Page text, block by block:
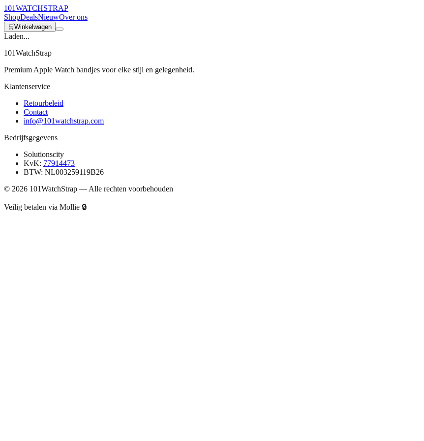
101WATCHSTRAP
ShopDealsNieuwOver ons
🛒Winkelwagen
Laden...
101WatchStrap
Premium Apple Watch bandjes voor elke stijl en gelegenheid.
Klantenservice
Retourbeleid
Contact
info@101watchstrap.com
Bedrijfsgegevens
Solutionscity
KvK: 77914473
BTW: NL003259119B26
© 2026 101WatchStrap — Alle rechten voorbehouden
Veilig betalen via Mollie 🔒